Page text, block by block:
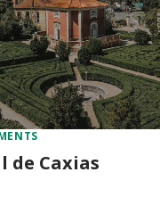
de Caxias